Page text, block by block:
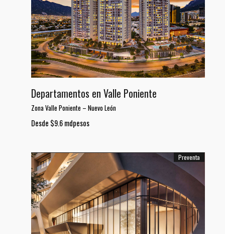
Departamentos en Valle Poniente
Zona Valle Poniente – Nuevo León
Desde $9.6 mdpesos
Preventa